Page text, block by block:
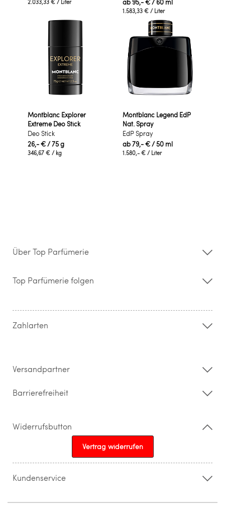
2.033,33 € / Liter
ab95,- €/ 60 ml
1.583,33 € / Liter
Montblanc Explorer
Extreme Deo Stick
Deo Stick
26,- €/ 75 g
346,67 € / kg
Montblanc Legend EdP
Nat. Spray
EdP Spray
ab79,- €/ 50 ml
1.580,- € / Liter
Über Top Parfümerie
Storefinder
Kontakt
Widerrufsrecht & Rückgabebedingungen
Top Parfümerie folgen
Zahlarten
Versandpartner
Barrierefreiheit
Widerrufsbutton
Vertrag widerrufen
Kundenservice
info@topparfuemerie.de